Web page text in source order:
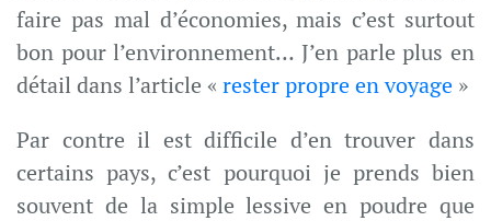
faire pas mal d’économies, mais c’est surtout
bon pour l’environnement… J’en parle plus en
détail dans l’article « rester propre en voyage »
Par contre il est difficile d’en trouver dans
certains pays, c’est pourquoi je prends bien
souvent de la simple lessive en poudre que